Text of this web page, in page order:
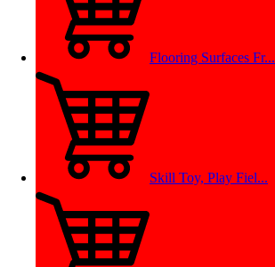
Flooring Surfaces Fr...
Skill Toy, Play Fiel...